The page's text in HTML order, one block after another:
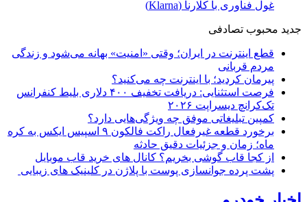
غول فناوری با کلارنا (Klarna)
جدید محبوب تصادفی
قطع اینترنت در ایران؛ وقتی «امنیت» بهانه می‌شود و زندگی
مردم قربانی
پیرمان کردید؛ با اینترنت چه می‌کنید؟
فرصت استثنایی: دریافت تخفیف ۴۰۰ دلاری بلیط کنفرانس
تک‌کرانچ دیسراپت ۲۰۲۶
کمپین تبلیغاتی موفق چه ویژگی‌هایی دارد؟
برخورد قطعه غیرفعال راکت فالکون ۹ اسپیس ایکس به کره
ماه؛ زمان و جزئیات دقیق حادثه
از کجا قاب گوشی بخریم؟ کانال های خرید قاب موبایل
پشت پرده جوانسازی پوست با پلاژن در کلینیک های زیبایی